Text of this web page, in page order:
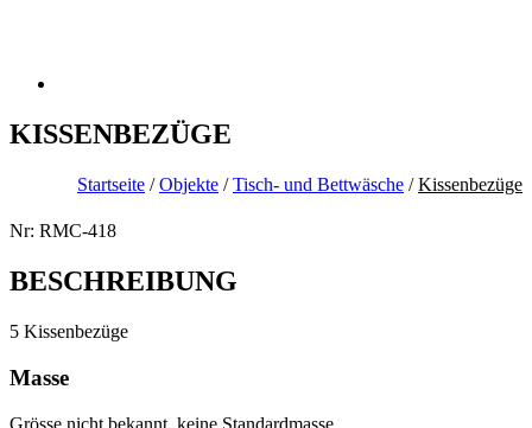
KISSENBEZÜGE
Startseite /Objekte /Tisch- und Bettwäsche /Kissenbezüge
Nr: RMC-418
BESCHREIBUNG
5 Kissenbezüge
Masse
Grösse nicht bekannt, keine Standardmasse